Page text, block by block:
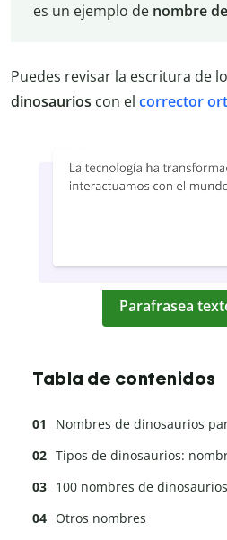
es un ejemplo de nombre
Puedes revisar la escritura de
dinosaurios con el corrector
Parafrasea
Tabla de contenidos
Nombres de dinosaurios
Tipos de dinosaurios:
100 nombres de dinosaurios
Otros nombres